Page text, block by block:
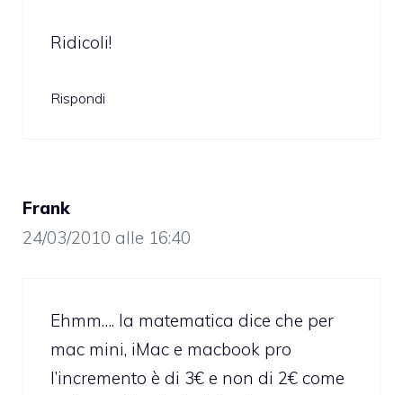
Ridicoli!
Rispondi
Frank
24/03/2010 alle 16:40
Ehmm…. la matematica dice che per
mac mini, iMac e macbook pro
l’incremento è di 3€ e non di 2€ come